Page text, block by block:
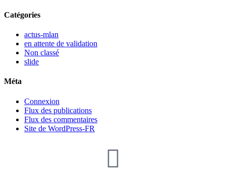
Catégories
actus-mlan
en attente de validation
Non classé
slide
Méta
Connexion
Flux des publications
Flux des commentaires
Site de WordPress-FR